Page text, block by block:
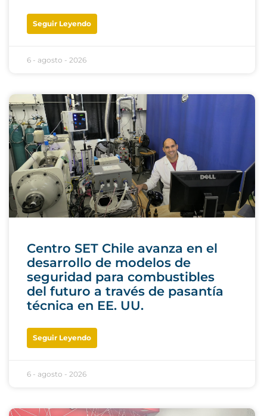
Seguir Leyendo
6 - agosto - 2026
Centro SET Chile avanza en el
desarrollo de modelos de
seguridad para combustibles
del futuro a través de pasantía
técnica en EE. UU.
Seguir Leyendo
6 - agosto - 2026